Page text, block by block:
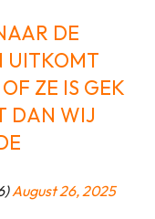
DE
UITKOMT
ZE IS GEK
DAN WIJ
August 26, 2025